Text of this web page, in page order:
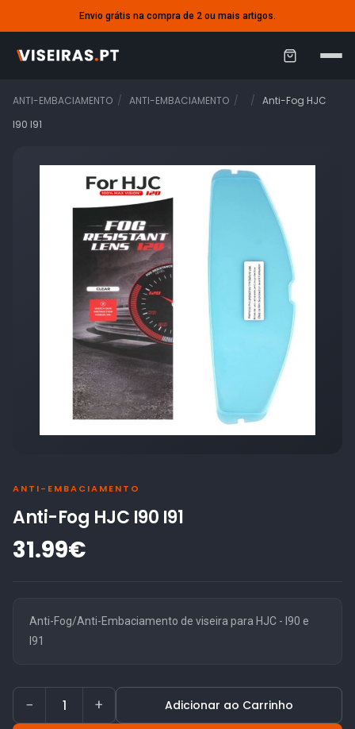
Envio grátis na compra de 2 ou mais artigos.
C
i
ANTI-EMBACIAMENTO ANTI-EMBACIAMENTO
Anti-Fog HJC
I90 I91
ANTI-EMBACIAMENTO
Anti-Fog HJC I90 I91
31.99€
Anti-Fog/Anti-Embaciamento de viseira para HJC - I90 e
I91
− + Adicionar ao Carrinho